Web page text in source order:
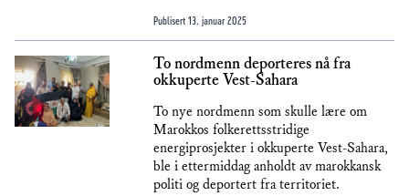
Publisert 13. januar 2025
To nordmenn deporteres nå fra
okkuperte Vest-Sahara
To nye nordmenn som skulle lære om
Marokkos folkerettsstridige
energiprosjekter i okkuperte Vest-Sahara,
ble i ettermiddag anholdt av marokkansk
politi og deportert fra territoriet.